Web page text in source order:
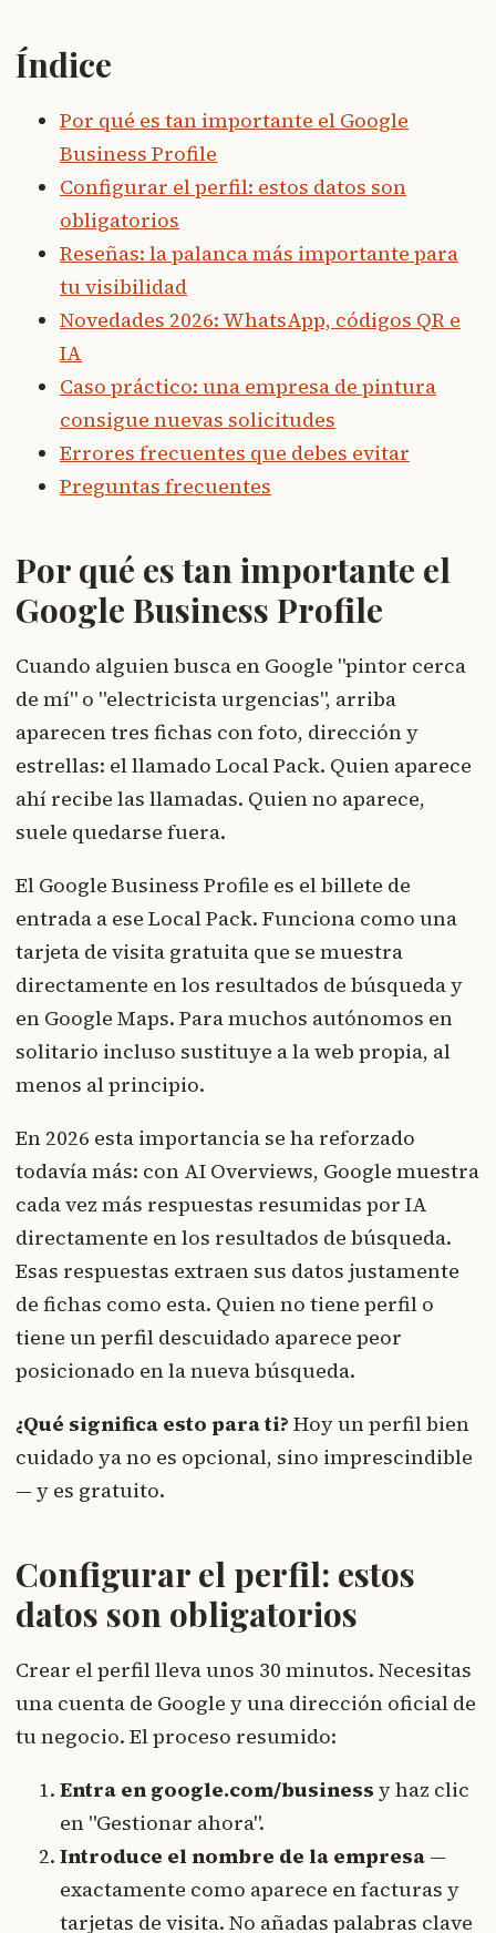
Índice
Por qué es tan importante el Google
Business Profile
Configurar el perfil: estos datos son
obligatorios
Reseñas: la palanca más importante para
tu visibilidad
Novedades 2026: WhatsApp, códigos QR e
IA
Caso práctico: una empresa de pintura
consigue nuevas solicitudes
Errores frecuentes que debes evitar
Preguntas frecuentes
Por qué es tan importante el
Google Business Profile
Cuando alguien busca en Google "pintor cerca
de mí" o "electricista urgencias", arriba
aparecen tres fichas con foto, dirección y
estrellas: el llamado Local Pack. Quien aparece
ahí recibe las llamadas. Quien no aparece,
suele quedarse fuera.
El Google Business Profile es el billete de
entrada a ese Local Pack. Funciona como una
tarjeta de visita gratuita que se muestra
directamente en los resultados de búsqueda y
en Google Maps. Para muchos autónomos en
solitario incluso sustituye a la web propia, al
menos al principio.
En 2026 esta importancia se ha reforzado
todavía más: con AI Overviews, Google muestra
cada vez más respuestas resumidas por IA
directamente en los resultados de búsqueda.
Esas respuestas extraen sus datos justamente
de fichas como esta. Quien no tiene perfil o
tiene un perfil descuidado aparece peor
posicionado en la nueva búsqueda.
¿Qué significa esto para ti? Hoy un perfil bien
cuidado ya no es opcional, sino imprescindible
— y es gratuito.
Configurar el perfil: estos
datos son obligatorios
Crear el perfil lleva unos 30 minutos. Necesitas
una cuenta de Google y una dirección oficial de
tu negocio. El proceso resumido:
Entra en google.com/business y haz clic
en "Gestionar ahora".
Introduce el nombre de la empresa —
exactamente como aparece en facturas y
tarjetas de visita. No añadas palabras clave